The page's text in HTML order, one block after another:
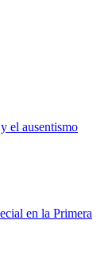
el ausentismo
en la Primera